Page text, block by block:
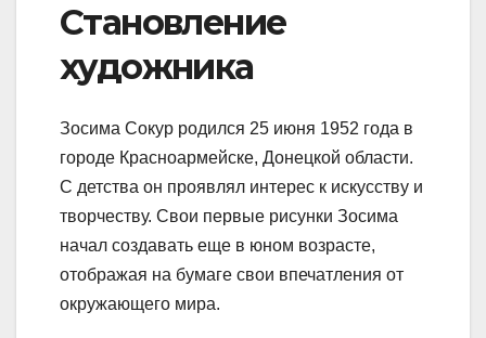
Становление
художника
Зосима Сокур родился 25 июня 1952 года в
городе Красноармейске, Донецкой области.
С детства он проявлял интерес к искусству и
творчеству. Свои первые рисунки Зосима
начал создавать еще в юном возрасте,
отображая на бумаге свои впечатления от
окружающего мира.